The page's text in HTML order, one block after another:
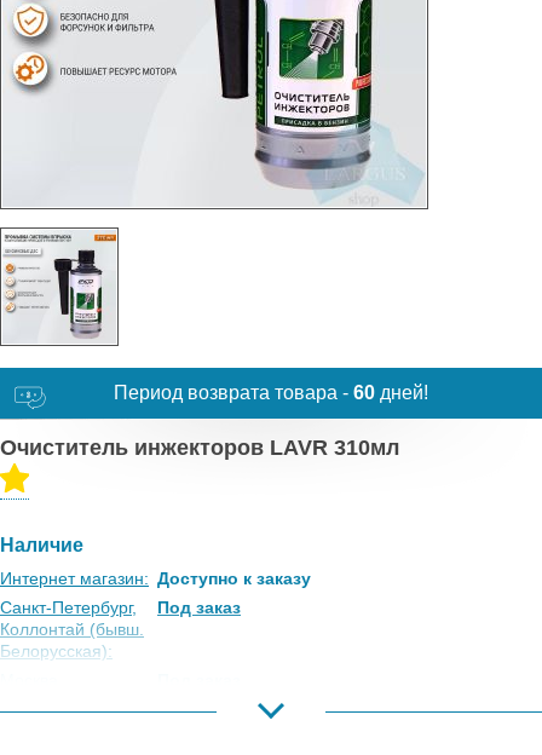
Период возврата товара - 60 дней!
Очиститель инжекторов LAVR 310мл
Наличие
Интернет магазин: Доступно к заказу
Санкт-Петербург,
Коллонтай (бывш.
Белорусская):
Под заказ